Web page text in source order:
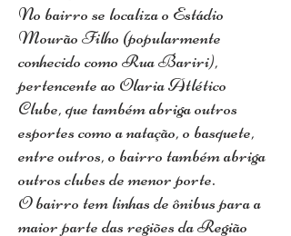
No bairro se localiza o Estádio
Mourão Filho (popularmente
conhecido como Rua Bariri),
pertencente ao Olaria Atlético
Clube, que também abriga outros
esportes como a natação, o basquete,
entre outros, o bairro também abriga
outros clubes de menor porte.
O bairro tem linhas de ônibus para a
maior parte das regiões da Região